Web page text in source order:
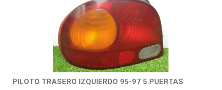
PILOTO TRASERO IZQUIERDO 95-97 5.PUERTAS